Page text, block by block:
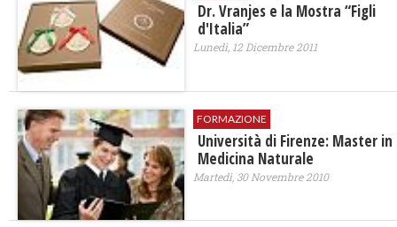
Dr. Vranjes e la Mostra “Figli
d'Italia”
Lunedì, 12 Dicembre 2011
FORMAZIONE
Università di Firenze: Master in
Medicina Naturale
Martedì, 30 Novembre 2010